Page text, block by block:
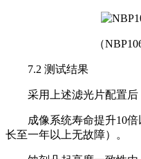
（
7.2 测试结果
采用上述滤光片配置后
成像系统寿命提升10
长至一年以上无故障）。